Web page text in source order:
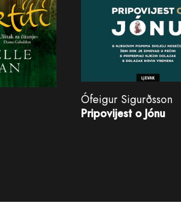
Ófeigur Sigurðsson
Pripovijest o Jónu